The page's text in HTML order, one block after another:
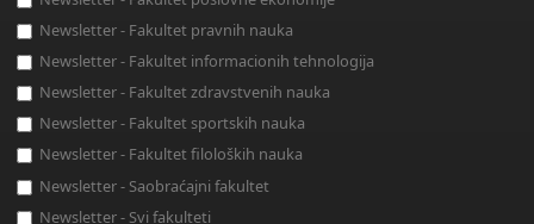
Newsletter - Fakultet pravnih nauka
Newsletter - Fakultet informacionih tehnologija
Newsletter - Fakultet zdravstvenih nauka
Newsletter - Fakultet sportskih nauka
Newsletter - Fakultet filoloških nauka
Newsletter - Saobraćajni fakultet
Newsletter - Svi fakulteti